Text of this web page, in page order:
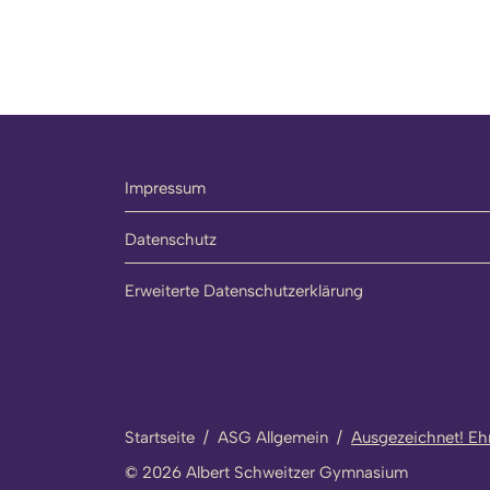
Impressum
Datenschutz
Erweiterte Datenschutzerklärung
Startseite / ASG Allgemein / Ausgezeichnet!
© 2026 Albert Schweitzer Gymnasium